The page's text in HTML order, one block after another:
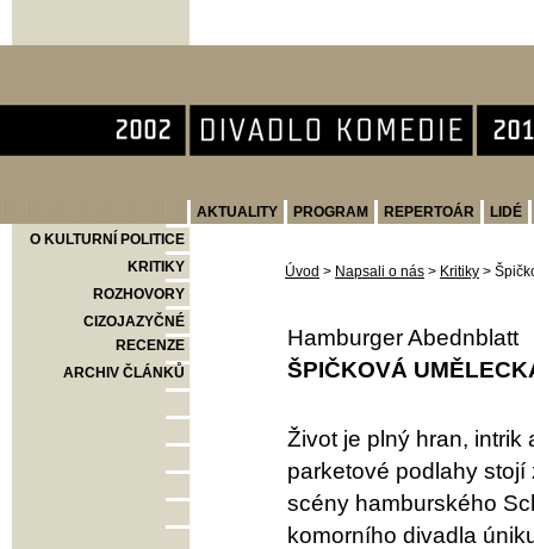
AKTUALITY PROGRAM REPERTOÁR
LIDÉ
O KULTURNÍ POLITICE
KRITIKY
ROZHOVORY
CIZOJAZYČNÉ
RECENZE
ARCHIV ČLÁNKŮ
Úvod > Napsali o nás > Kritiky >
Hamburger Abednblatt
ŠPIČKOVÁ
Život je plný hran, intrik
parketové podlahy
scény hamburského
komorního divadla